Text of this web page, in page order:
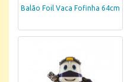
Balão Foil Vaca Fofinha 64cm